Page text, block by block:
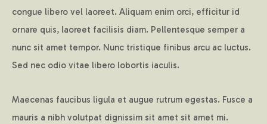
congue libero vel laoreet. Aliquam enim orci, efficitur id
ornare quis, laoreet facilisis diam. Pellentesque semper a
nunc sit amet tempor. Nunc tristique finibus arcu ac luctus.
Sed nec odio vitae libero lobortis iaculis.
Maecenas faucibus ligula et augue rutrum egestas. Fusce a
mauris a nibh volutpat dignissim sit amet sit amet mi.